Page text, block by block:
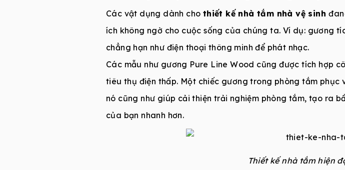
Các vật dụng dành cho thiết kế nhà tắm nhà vệ sinh
ích không ngờ cho cuộc sống của chúng ta. Ví dụ: gương
chẳng hạn như điện thoại thông minh để phát nhạc.
Các mẫu như gương Pure Line Wood cũng được tích hợp
tiêu thụ điện thấp. Một chiếc gương trong phòng tắm
nó cũng như giúp cải thiện trải nghiệm phòng tắm, tạo ra
của bạn nhanh hơn.
Thiết kế nhà tắm hiện